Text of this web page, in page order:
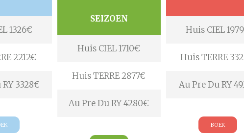
1326€
2212€
3328€
SEIZOEN
Huis CIEL 1710€
Huis TERRE 2877€
Au Pre Du RY 4280€
Huis CIEL
Huis TERRE
Au Pre Du RY
BOEK